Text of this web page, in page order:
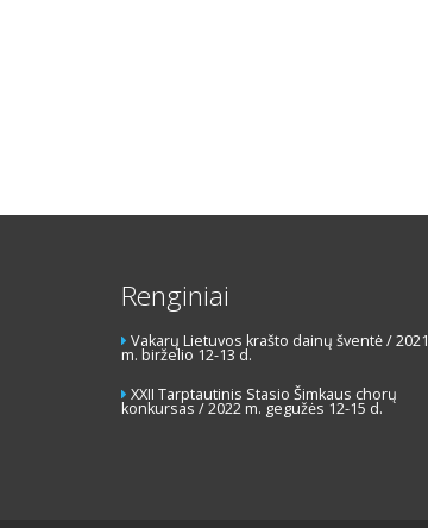
Renginiai
Vakarų Lietuvos krašto dainų šventė / 2021
m. birželio 12-13 d.
XXII Tarptautinis Stasio Šimkaus chorų
konkursas / 2022 m. gegužės 12-15 d.